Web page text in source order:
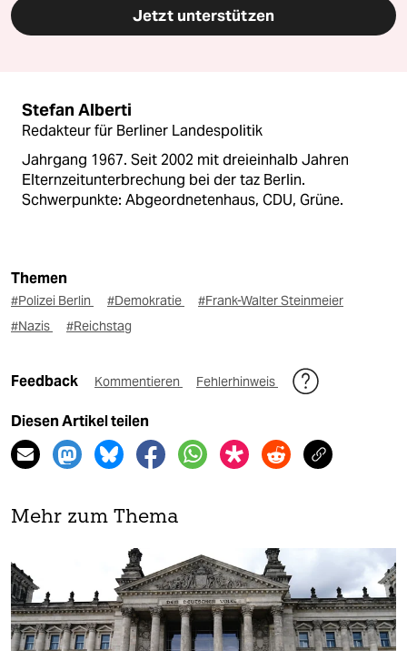
Jetzt unterstützen
Stefan Alberti
Redakteur für Berliner Landespolitik
Jahrgang 1967. Seit 2002 mit dreieinhalb Jahren
Elternzeitunterbrechung bei der taz Berlin.
Schwerpunkte: Abgeordnetenhaus, CDU, Grüne.
Themen
#Polizei Berlin #Demokratie
#Frank-Walter Steinmeier
#Nazis
#Reichstag
Feedback Kommentieren Fehlerhinweis
Diesen Artikel teilen
Mehr zum Thema